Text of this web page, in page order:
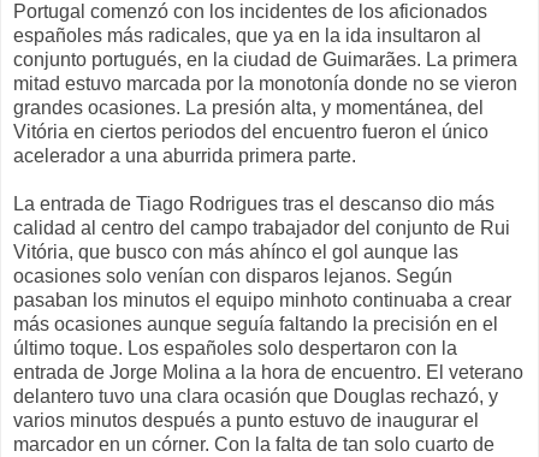
Portugal comenzó con los incidentes de los aficionados
españoles más radicales, que ya en la ida insultaron al
conjunto portugués, en la ciudad de Guimarães. La primera
mitad estuvo marcada por la monotonía donde no se vieron
grandes ocasiones. La presión alta, y momentánea, del
Vitória en ciertos periodos del encuentro fueron el único
acelerador a una aburrida primera parte.
La entrada de Tiago Rodrigues tras el descanso dio más
calidad al centro del campo trabajador del conjunto de Rui
Vitória, que busco con más ahínco el gol aunque las
ocasiones solo venían con disparos lejanos. Según
pasaban los minutos el equipo minhoto continuaba a crear
más ocasiones aunque seguía faltando la precisión en el
último toque. Los españoles solo despertaron con la
entrada de Jorge Molina a la hora de encuentro. El veterano
delantero tuvo una clara ocasión que Douglas rechazó, y
varios minutos después a punto estuvo de inaugurar el
marcador en un córner. Con la falta de tan solo cuarto de